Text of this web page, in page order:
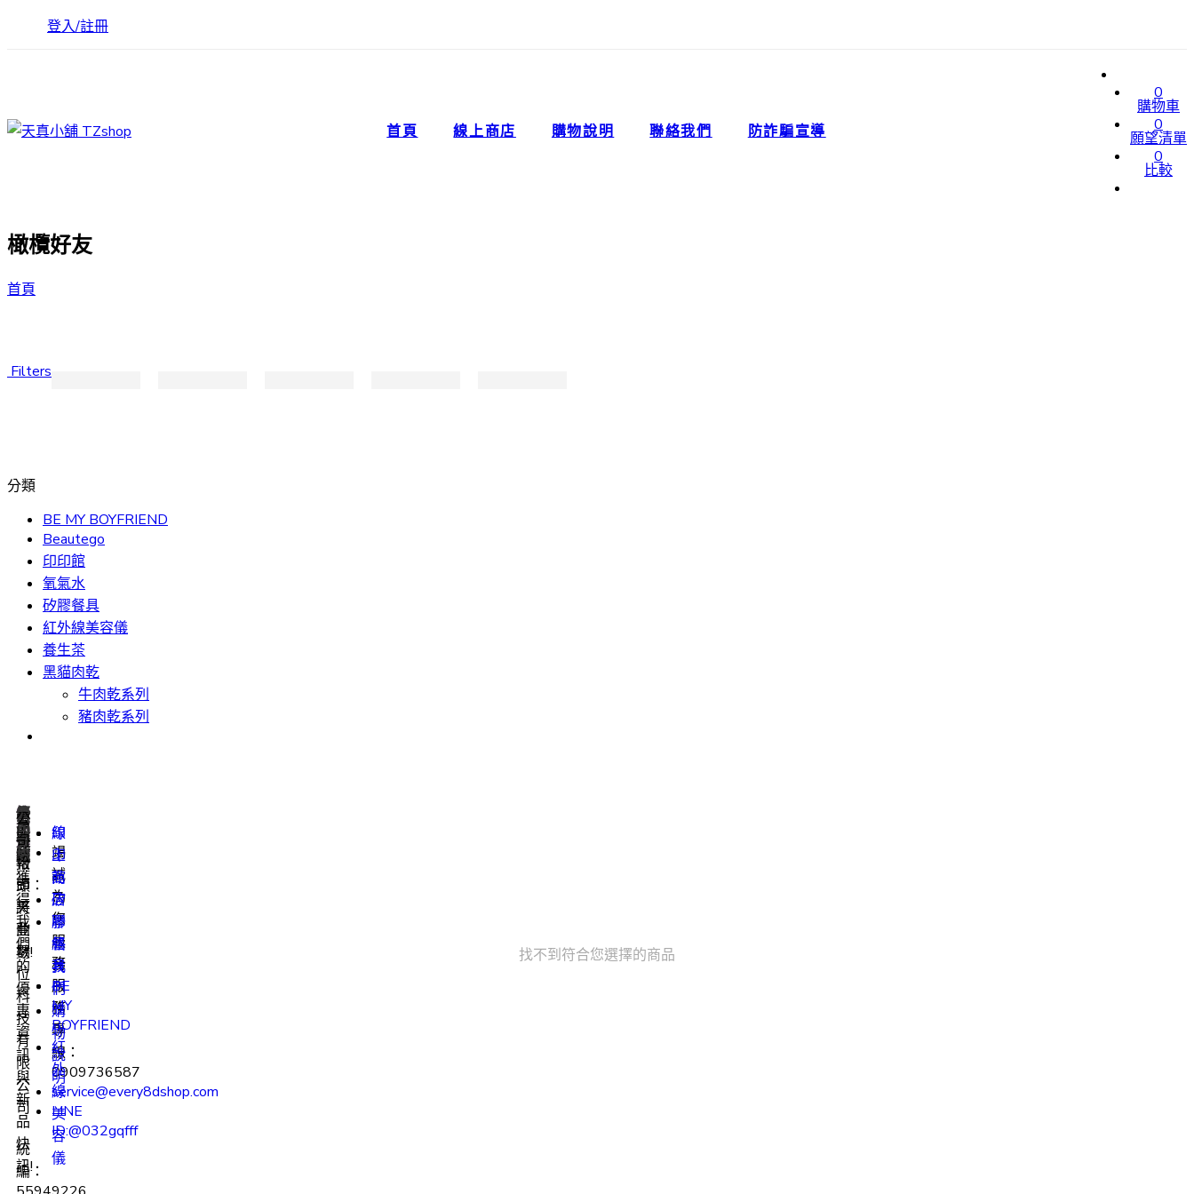
登入/註冊
0
購物車
0
願望清單
0
比較
首頁 線上商店 購物說明 聯絡我們 防詐騙宣導
橄欖好友
首頁
Filters
分類
BE MY BOYFRIEND
Beautego
印印館
氧氣水
矽膠餐具
紅外線美容儀
養生茶
黑貓肉乾
牛肉乾系列
豬肉乾系列
找不到符合您選擇的商品
竭
誠
為
您
服
務
服
務
專
線：
0909736587
service@every8dshop.com
LINE
ID:@032gqfff
快
速
連
結
線
上
商
店
聯
絡
我
們
購
物
說
明
產
品
分
類
印
印
館
矽
膠
餐
具
BE
MY
BOYFRIEND
紅
外
線
美
容
儀
優
惠
快
報
即
時
獲
得
我
們
的
優
惠
資
訊
與
新
品
快
訊!
電
子
報
即
將
登
場!
公
司
資
訊
公
司
抬
頭：
天
曲
數
位
科
技
有
限
公
司
統
編：